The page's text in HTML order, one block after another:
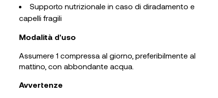
Supporto nutrizionale in caso di diradamento e
capelli fragili
Modalità d'uso
Assumere 1 compressa al giorno, preferibilmente al
mattino, con abbondante acqua.
Avvertenze